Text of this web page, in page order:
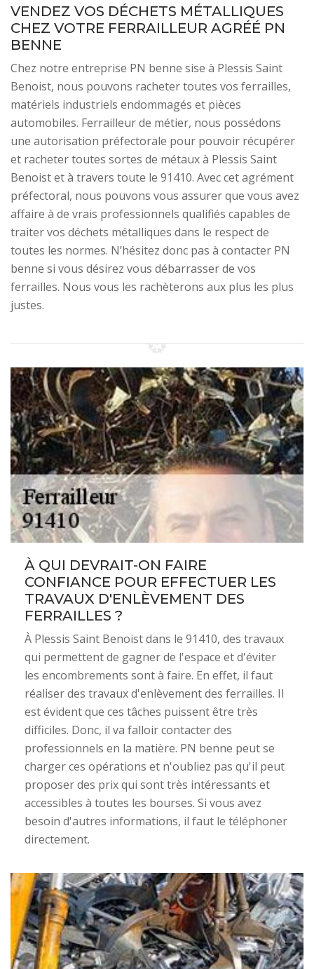
VENDEZ VOS DÉCHETS MÉTALLIQUES
CHEZ VOTRE FERRAILLEUR AGRÉÉ PN
BENNE
Chez notre entreprise PN benne sise à Plessis Saint
Benoist, nous pouvons racheter toutes vos ferrailles,
matériels industriels endommagés et pièces
automobiles. Ferrailleur de métier, nous possédons
une autorisation préfectorale pour pouvoir récupérer
et racheter toutes sortes de métaux à Plessis Saint
Benoist et à travers toute le 91410. Avec cet agrément
préfectoral, nous pouvons vous assurer que vous avez
affaire à de vrais professionnels qualifiés capables de
traiter vos déchets métalliques dans le respect de
toutes les normes. N’hésitez donc pas à contacter PN
benne si vous désirez vous débarrasser de vos
ferrailles. Nous vous les rachèterons aux plus les plus
justes.
À QUI DEVRAIT-ON FAIRE
CONFIANCE POUR EFFECTUER LES
TRAVAUX D'ENLÈVEMENT DES
FERRAILLES ?
À Plessis Saint Benoist dans le 91410, des travaux
qui permettent de gagner de l'espace et d'éviter
les encombrements sont à faire. En effet, il faut
réaliser des travaux d'enlèvement des ferrailles. Il
est évident que ces tâches puissent être très
difficiles. Donc, il va falloir contacter des
professionnels en la matière. PN benne peut se
charger ces opérations et n'oubliez pas qu'il peut
proposer des prix qui sont très intéressants et
accessibles à toutes les bourses. Si vous avez
besoin d'autres informations, il faut le téléphoner
directement.